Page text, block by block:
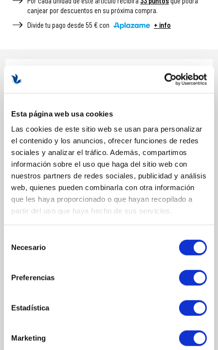
Esta página web usa cookies
Las cookies de este sitio web se usan para personalizar
el contenido y los anuncios, ofrecer funciones de redes
sociales y analizar el tráfico. Además, compartimos
información sobre el uso que haga del sitio web con
nuestros partners de redes sociales, publicidad y análisis
web, quienes pueden combinarla con otra información
que les haya proporcionado o que hayan recopilado a
partir del uso que haya hecho de sus servicios.
Necesario
Preferencias
Estadística
Marketing
canjear por descuentos en su próxima compra.
Divide tu pago desde 55 € con
+ info
DESCRIPCIÓN
Limpieza profunda:elimina eficazmente el maquillaje, incluso el
más resistente, y las impurezas sin irritar la piel.
Hidratación intensa:
nutre y suaviza la piel, dejándola
confortable y flexible.
Equilibrio de la microbiota:
los prebióticos ayudan a fortalecer
la barrera cutánea y a proteger la piel de las agresiones externas.
Acción antioxidante: los extractos botánicos ayudan a
neutralizar los radicales libres y a prevenir el envejecimiento
prematuro.
No comedogénico:apto para todo tipo de pieles, incluso las
INGREDIENTES
Triisostearate, Caprylic/Capric Triglyceride, Fragrance (Parfum),
C15-19 Alkane, BHT, Carthamus Tinctorius (Safflower) Seed Oil,